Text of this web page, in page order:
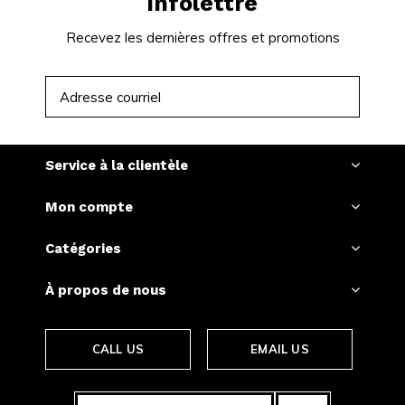
Recevez les dernières offres et promotions
Service à la clientèle
Mon compte
Catégories
À propos de nous
CALL US EMAIL US